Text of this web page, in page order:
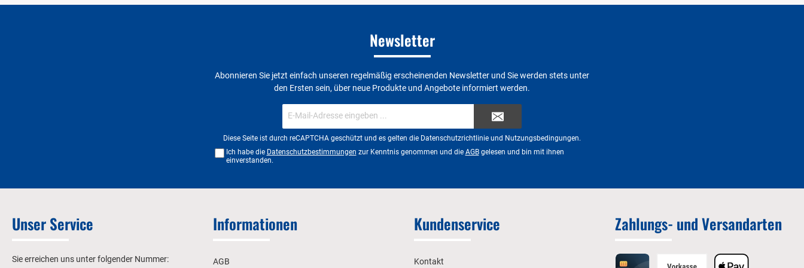
Newsletter
Abonnieren Sie jetzt einfach unseren regelmäßig erscheinenden Newsletter und Sie werden stets unter
den Ersten sein, über neue Produkte und Angebote informiert werden.
Mail-
Adresse*
Diese Seite ist durch reCAPTCHA geschützt und es gelten die Datenschutzrichtlinie und Nutzungsbedingungen.
Ich habe die Datenschutzbestimmungen zur Kenntnis genommen und die AGBgelesen und bin mit ihnen
einverstanden.
Unser Service
Sie erreichen uns unter folgender Nummer:
Informationen
AGB
Kundenservice
Kontakt
Zahlungs- und Versandarten